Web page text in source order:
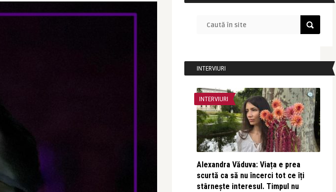
INTERVIURI
INTERVIURI
Alexandra Văduva: Viața e prea
scurtă ca să nu încerci tot ce îți
stârnește interesul. Timpul nu